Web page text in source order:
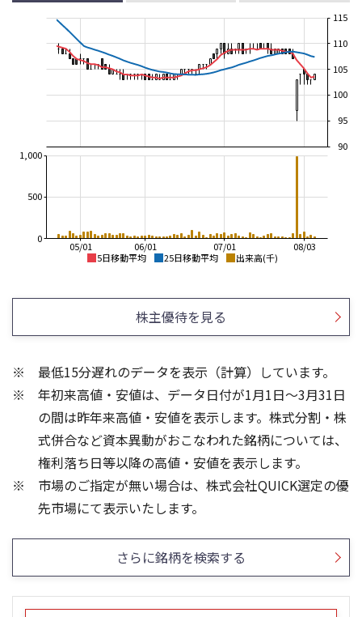
5日移動平均 25日移動平均 出来高(千)
08/03
07/01
06/01
05/01
90
95
100
105
110
115
0
500
1,000
25/12
25/10
25/08
25/06
25/04
90
100
120
130
0
500
1,000
1,500
2,000
24/01
23/01
22/01
21/01
0
100
株主優待を見る
最低15分遅れのデータを表示（計算）しています。
年初来高値・安値は、データ日付が1月1日～3月31日
の間は昨年来高値・安値を表示します。株式分割・株
式併合など資本異動がおこなわれた銘柄については、
権利落ち日等以降の高値・安値を表示します。
市場のご指定が無い場合は、株式会社QUICK選定の優
先市場にて表示いたします。
さらに銘柄を検索する